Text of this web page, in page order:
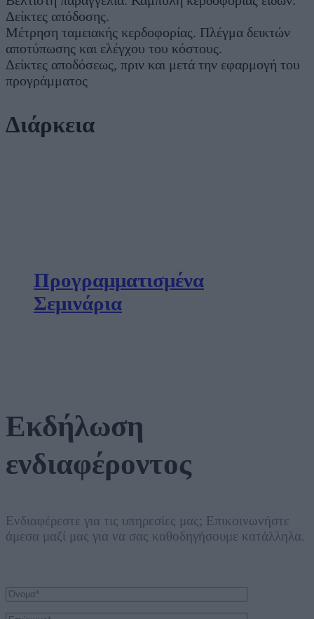
Δείκτες απόδοσης.
Μέτρηση ταμειακής κερδοφορίας. Πλέγμα δεικτών
αποτύπωσης και ελέγχου του κόστους.
Δείκτες αποδόσεως, πριν και μετά την εφαρμογή του
προγράμματος
Διάρκεια
Προγραμματισμένα
Σεμινάρια
Εκδήλωση
ενδιαφέροντος
Ενδιαφέρεστε για τις υπηρεσίες μας; Επικοινωνήστε
άμεσα μαζί μας για να σας καθοδηγήσουμε κατάλληλα.